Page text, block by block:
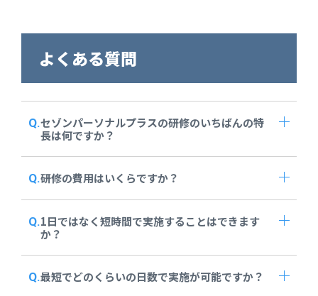
よくある質問
セゾンパーソナルプラスの研修のいちばんの特
長は何ですか？
研修の費用はいくらですか？
1日ではなく短時間で実施することはできます
か？
最短でどのくらいの日数で実施が可能ですか？